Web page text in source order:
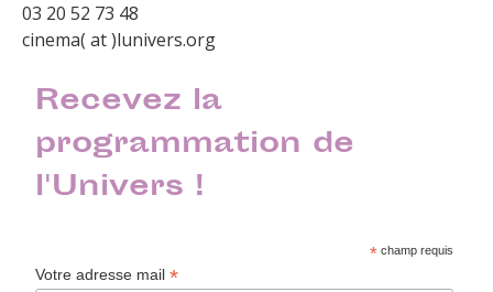
03 20 52 73 48
cinema( at )lunivers.org
Recevez la
programmation de
l'Univers !
* champ requis
Votre adresse mail*